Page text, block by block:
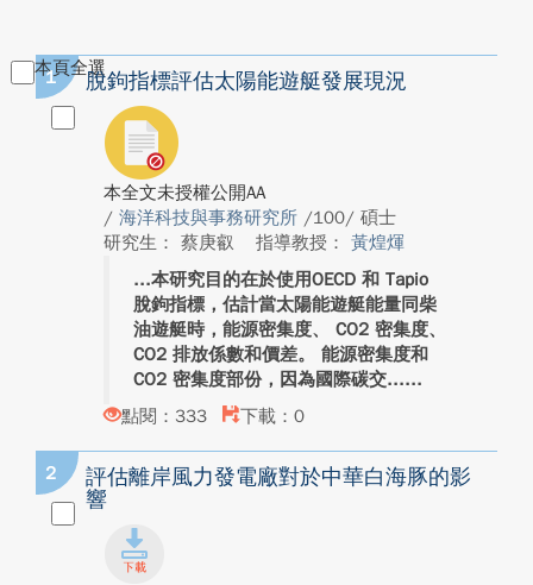
本頁全選
1 脫鉤指標評估太陽能遊艇發展現況
本全文未授權公開AA
/ 海洋科技與事務研究所 /100/ 碩士
研究生： 蔡庚叡
指導教授： 黃煌煇
本研究目的在於使用OECD 和 Tapio
脫鉤指標，估計當太陽能遊艇能量同柴
油遊艇時，能源密集度、 CO2 密集度、
CO2 排放係數和價差。 能源密集度和
CO2 密集度部份，因為國際碳交...
點閱：333
下載：0
2
評估離岸風力發電廠對於中華白海豚的影
響